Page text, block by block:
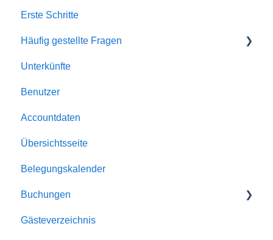
Erste Schritte
Häufig gestellte Fragen
Account
Allgemein
Buchungen
Automatismen
Dokumente
E-Mailversand
Kalender
Unterkünfte
Benutzer
Accountdaten
Übersichtsseite
Belegungskalender
Buchungen
Buchungen
Gästeverzeichnis